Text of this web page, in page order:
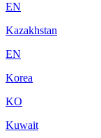
EN
Kazakhstan
EN
Korea
KO
Kuwait